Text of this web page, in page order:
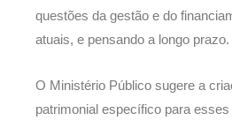
questões da gestão e do
atuais, e pensando a longo prazo.
O Ministério Público sugere a
patrimonial específico para